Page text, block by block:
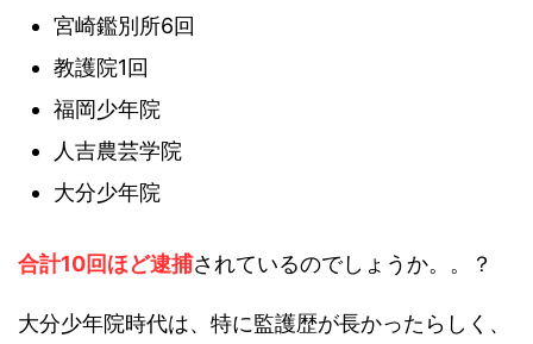
宮崎鑑別所6回
教護院1回
福岡少年院
人吉農芸学院
大分少年院
合計10回ほど逮捕されているのでしょうか。。？
大分少年院時代は、特に監護歴が長かったらしく、